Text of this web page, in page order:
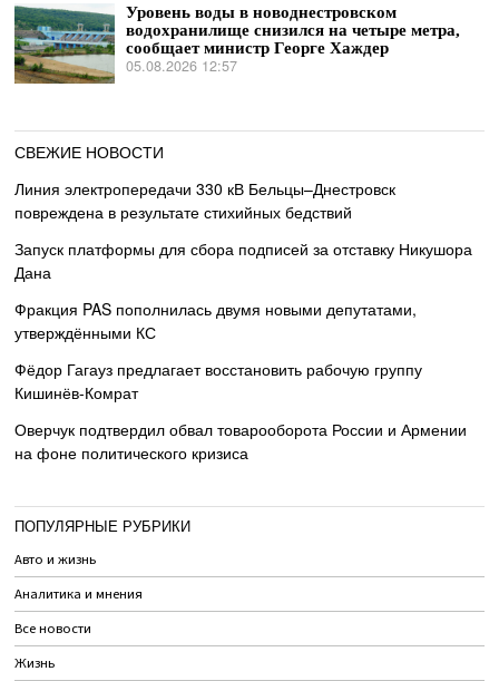
Уровень воды в новоднестровском
водохранилище снизился на четыре метра,
сообщает министр Георге Хаждер
05.08.2026 12:57
СВЕЖИЕ НОВОСТИ
Линия электропередачи 330 кВ Бельцы–Днестровск
повреждена в результате стихийных бедствий
Запуск платформы для сбора подписей за отставку Никушора
Дана
Фракция PAS пополнилась двумя новыми депутатами,
утверждёнными КС
Фёдор Гагауз предлагает восстановить рабочую группу
Кишинёв-Комрат
Оверчук подтвердил обвал товарооборота России и Армении
на фоне политического кризиса
ПОПУЛЯРНЫЕ РУБРИКИ
Авто и жизнь
Аналитика и мнения
Все новости
Жизнь